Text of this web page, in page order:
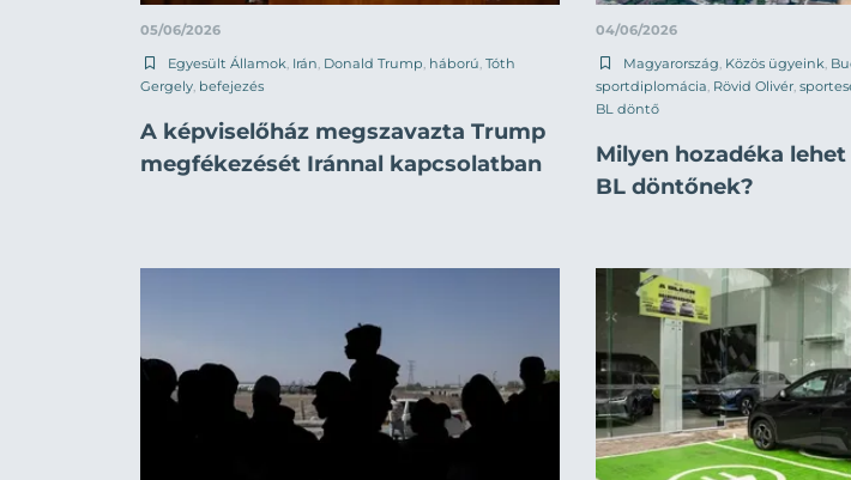
05/06/2026
Egyesült Államok Irán Donald Trump háború Tóth
Gergely befejezés
A képviselőház megszavazta Trump
megfékezését Iránnal kapcsolatban
04/06/2026
Magyarország Közös ügyeink
sportdiplomácia Rövid Olivér
BL döntő
Milyen hozadéka
BL döntőnek?